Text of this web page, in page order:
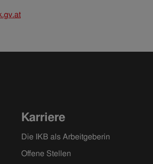
Karriere
Die IKB als Arbeitgeberin
Offene Stellen